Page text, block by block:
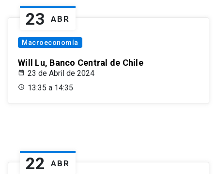
23 ABR
Macroeconomía
Will Lu, Banco Central de Chile
23 de Abril de 2024
13:35 a 14:35
22 ABR